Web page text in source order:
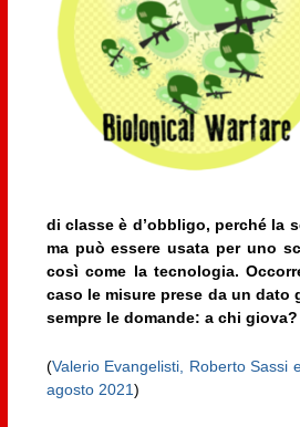
di classe è d’obbligo, perché la
ma può essere usata per uno
così come la tecnologia.
caso le misure prese da un dato
sempre le domande: a chi
(Valerio Evangelisti, Roberto Sassi
agosto 2021)